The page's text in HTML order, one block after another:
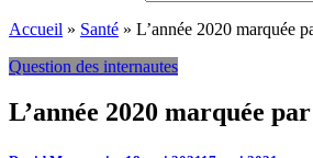
Accueil » Santé » L’année 2020 marquée
Question des internautes
L’année 2020 marquée